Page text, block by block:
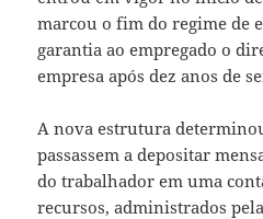
marcou o fim do regime de
garantia ao empregado o
empresa após dez anos de
A nova estrutura
passassem a depositar
do trabalhador em uma
recursos, administrados